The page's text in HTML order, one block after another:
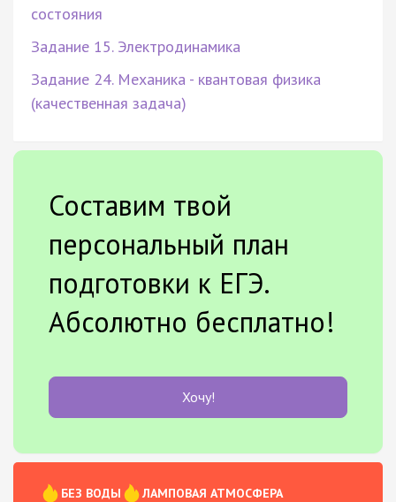
состояния
Задание 15. Электродинамика
Задание 24. Механика - квантовая физика
(качественная задача)
Составим твой
персональный план
подготовки к ЕГЭ.
Абсолютно бесплатно!
Хочу!
БЕЗ ВОДЫ
ЛАМПОВАЯ АТМОСФЕРА